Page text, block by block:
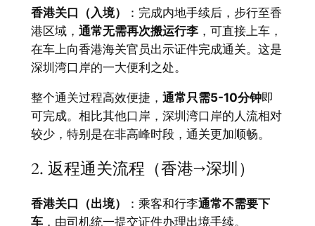
香港关口（入境）
：完成内地手续后，步行至香
港区域， 通常无需再次搬运行李，可直接上车，
在车上向香港海关官员出示证件完成通关。这是
深圳湾口岸的一大便利之处。
整个通关过程高效便捷， 通常只需5-10分钟即
可完成。相比其他口岸，深圳湾口岸的人流相对
较少，特别是在非高峰时段，通关更加顺畅。
2. 返程通关流程（香港→深圳）
香港关口（出境） ：乘客和行李通常不需要下
车，由司机统一提交证件办理出境手续。